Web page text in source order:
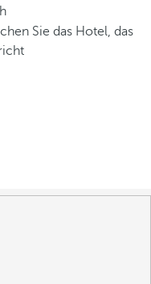
Sie das Hotel, das